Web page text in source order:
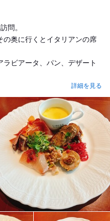
問。
の奥に行くとイタリアンの席
ビアータ、パン、デザート
詳細を見る